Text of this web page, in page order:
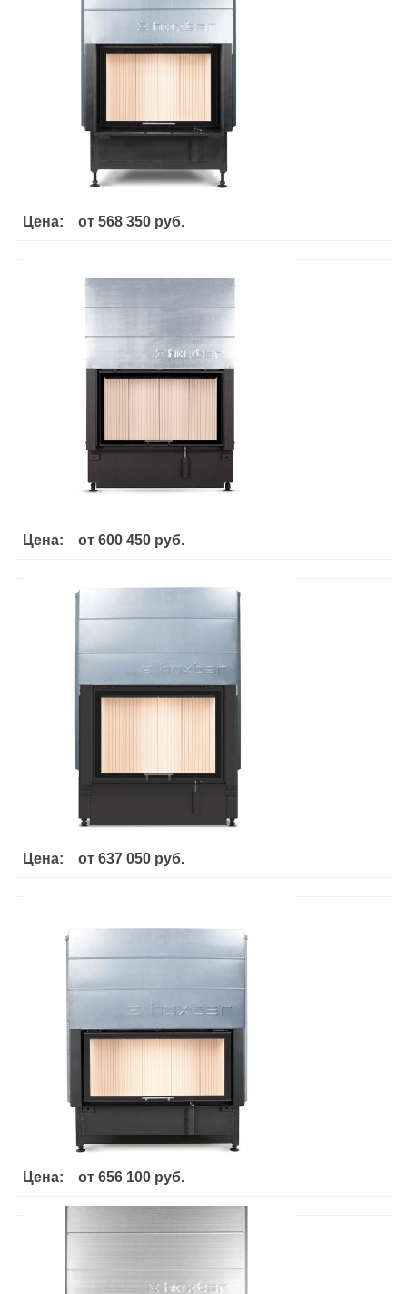
Цена: от 568 350 руб.
Haka 80/50Sh
Цена: от 600 450 руб.
Haka 78/57h
Цена: от 637 050 руб.
Цена: от 656 100 руб.
Haka 78/57T Туннель